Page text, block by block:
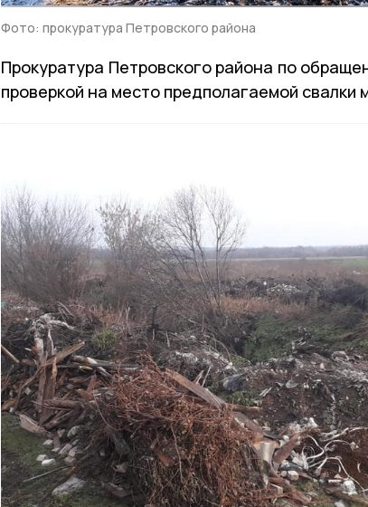
Фото: прокуратура Петровского района
Прокуратура Петровского района по
проверкой на место предполагаемой свалки